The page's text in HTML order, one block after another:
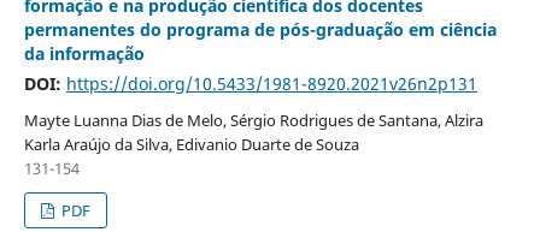
formação e na produção científica dos docentes
permanentes do programa de pós-graduação em ciência
da informação
DOI: https://doi.org/10.5433/1981-8920.2021v26n2p131
Mayte Luanna Dias de Melo, Sérgio Rodrigues de Santana, Alzira
Karla Araújo da Silva, Edivanio Duarte de Souza
131-154
PDF